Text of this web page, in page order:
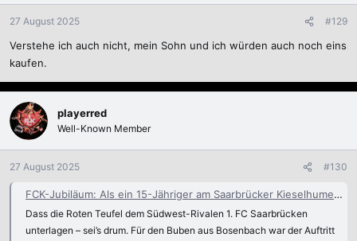
27 August 2025 #129
Verstehe ich auch nicht, mein Sohn und ich würden auch noch eins
kaufen.
playerred
Well-Known Member
27 August 2025 #130
FCK-Jubiläum: Als ein 15-Jähriger am Saarbrücker Kieselhumes die Elf um Fritz Walter bestaunte - 125 Jahre FCK
Dass die Roten Teufel dem Südwest-Rivalen 1. FC Saarbrücken
unterlagen – sei’s drum. Für den Buben aus Bosenbach war der Auftritt